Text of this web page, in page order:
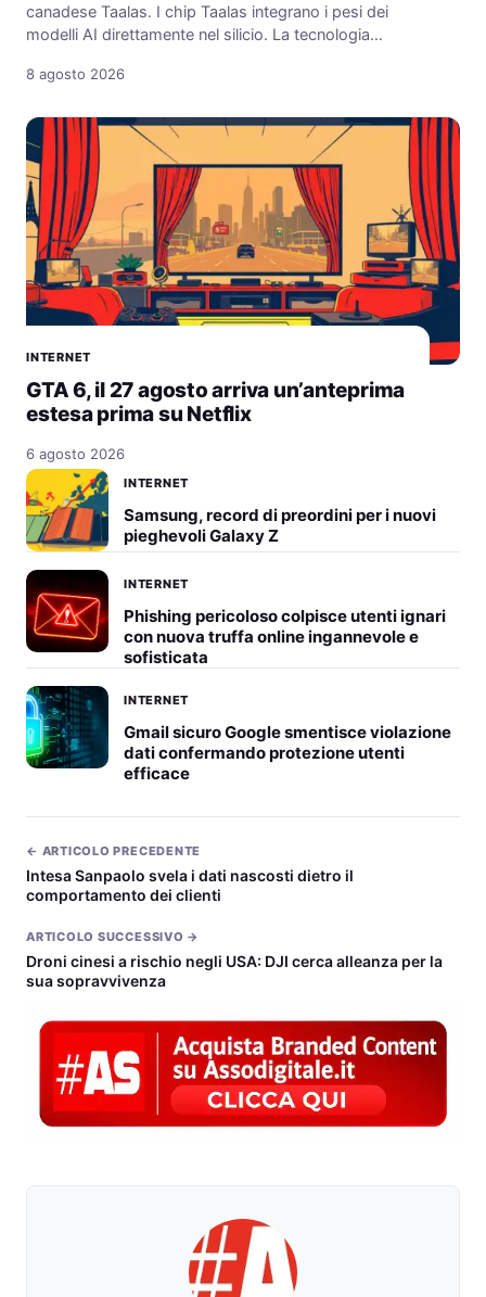
canadese Taalas. I chip Taalas integrano i pesi dei
modelli AI direttamente nel silicio. La tecnologia…
8 agosto 2026
INTERNET
GTA 6, il 27 agosto arriva un’anteprima
estesa prima su Netflix
6 agosto 2026
INTERNET
Samsung, record di preordini per i nuovi
pieghevoli Galaxy Z
INTERNET
Phishing pericoloso colpisce utenti ignari
con nuova truffa online ingannevole e
sofisticata
INTERNET
Gmail sicuro Google smentisce violazione
dati confermando protezione utenti
efficace
← ARTICOLO PRECEDENTE
Intesa Sanpaolo svela i dati nascosti dietro il
comportamento dei clienti
ARTICOLO SUCCESSIVO →
Droni cinesi a rischio negli USA: DJI cerca alleanza per la
sua sopravvivenza